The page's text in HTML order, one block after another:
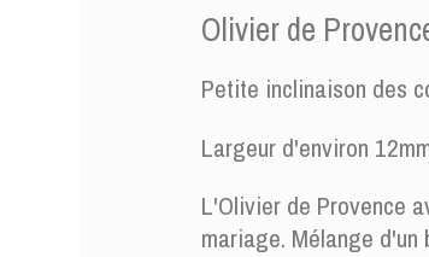
Olivier de
Petite inclinaison des
Largeur d'environ
L'Olivier de Provence
mariage. Mélange